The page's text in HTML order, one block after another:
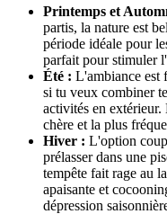
Printemps et
partis, la nature est
période idéale pour
parfait pour stimuler
Été : L'ambiance est
si tu veux combiner
activités en
chère et la plus
Hiver : L'option
prélasser dans une
tempête fait rage au
apaisante et
dépression